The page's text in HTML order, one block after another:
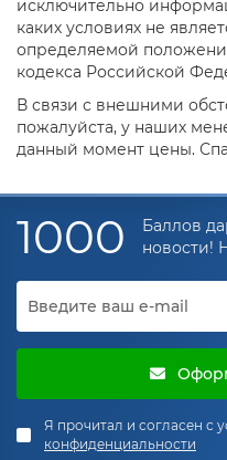
исключительно
каких условиях не
определяемой
кодекса Российской
В связи с внешними
пожалуйста, у наших
данный момент цены.
1000
Баллов
новости!
Я прочитал и согласен с
конфиденциальности